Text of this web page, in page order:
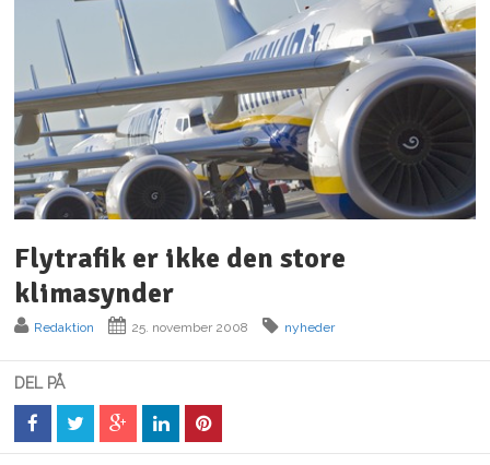
Flytrafik er ikke den store
klimasynder
Redaktion 25. november 2008 nyheder
DEL PÅ